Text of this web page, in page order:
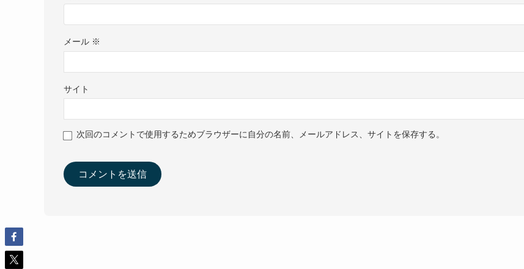
メール ※
サイト
次回のコメントで使用するためブラウザーに自分の名前、メールアドレス、サイトを保存する。